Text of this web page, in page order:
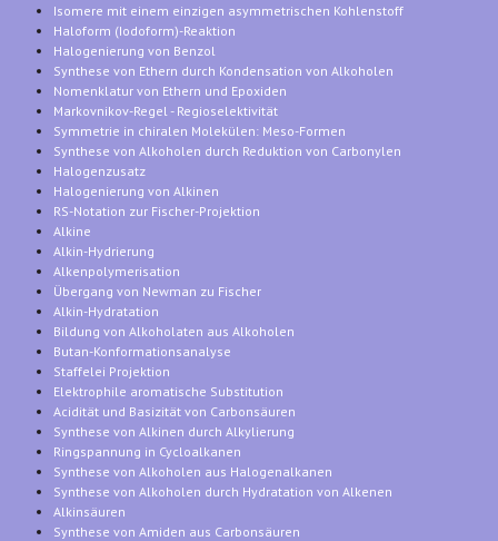
Isomere mit einem einzigen asymmetrischen Kohlenstoff
Haloform (Iodoform)-Reaktion
Halogenierung von Benzol
Synthese von Ethern durch Kondensation von Alkoholen
Nomenklatur von Ethern und Epoxiden
Markovnikov-Regel - Regioselektivität
Symmetrie in chiralen Molekülen: Meso-Formen
Synthese von Alkoholen durch Reduktion von Carbonylen
Halogenzusatz
Halogenierung von Alkinen
RS-Notation zur Fischer-Projektion
Alkine
Alkin-Hydrierung
Alkenpolymerisation
Übergang von Newman zu Fischer
Alkin-Hydratation
Bildung von Alkoholaten aus Alkoholen
Butan-Konformationsanalyse
Staffelei Projektion
Elektrophile aromatische Substitution
Acidität und Basizität von Carbonsäuren
Synthese von Alkinen durch Alkylierung
Ringspannung in Cycloalkanen
Synthese von Alkoholen aus Halogenalkanen
Synthese von Alkoholen durch Hydratation von Alkenen
Alkinsäuren
Synthese von Amiden aus Carbonsäuren